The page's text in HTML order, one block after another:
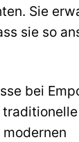
Sie
sie so
bei
traditionelle